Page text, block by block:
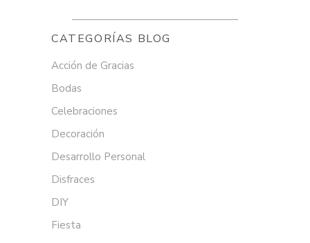
CATEGORÍAS BLOG
Acción de Gracias
Bodas
Celebraciones
Decoración
Desarrollo Personal
Disfraces
DIY
Fiesta